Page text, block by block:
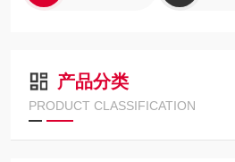
产品分类
PRODUCT CLASSIFICATION